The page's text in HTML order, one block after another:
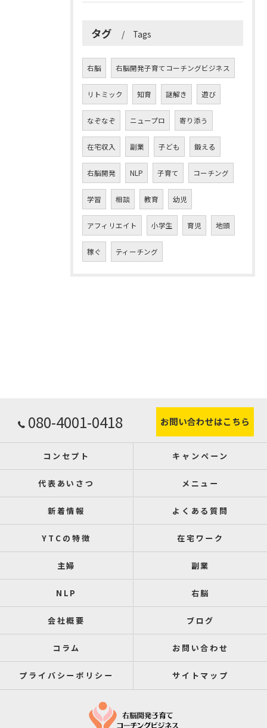
タグ Tags
右脳 右脳開発子育てコーチングビジネス
リトミック 知育 謎解き 遊び
なぞなぞ ニュープロ 寄り添う
在宅収入 副業 子ども 鍛える
右脳開発 NLP 子育て コーチング
学習 相談 教育 幼児
アフィリエイト 小学生 育児 地頭
稼ぐ ティーチング
080-4001-0418 お問い合わせはこちら
コンセプト キャンペーン
代表あいさつ メニュー
新着情報 よくある質問
YTCの特徴 在宅ワーク
主婦 副業
NLP 右脳
会社概要 ブログ
コラム お問い合わせ
プライバシーポリシー サイトマップ